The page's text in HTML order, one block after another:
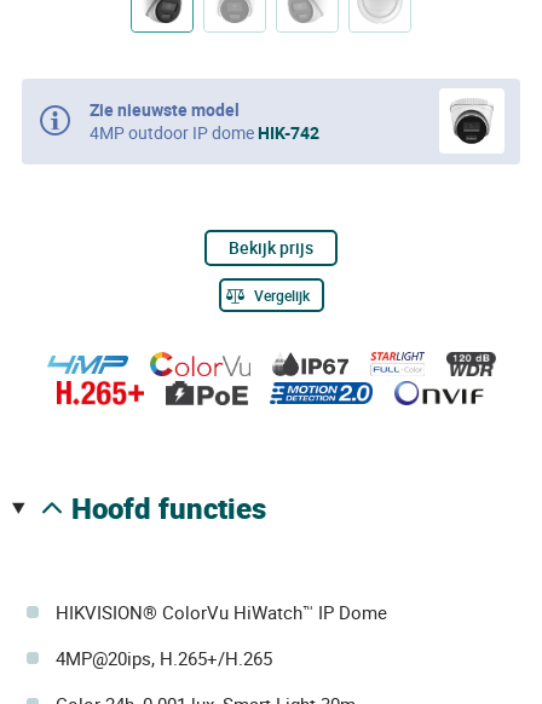
Zie nieuwste model
4MP outdoor IP domeHIK-742
Bekijk prijs
Vergelijk
hoofd functies
HIKVISION® ColorVu HiWatch™ IP Dome
4MP@20ips, H.265+/H.265